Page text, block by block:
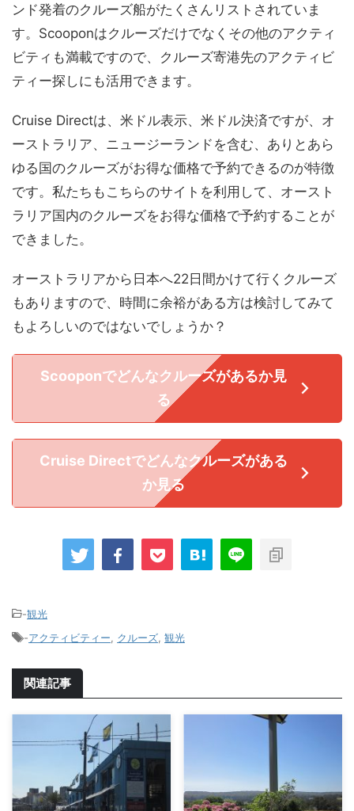
ンド発着のクルーズ船がたくさんリストされていま
す。Scooponはクルーズだけでなくその他のアクティ
ビティも満載ですので、クルーズ寄港先のアクティビ
ティー探しにも活用できます。
Cruise Directは、米ドル表示、米ドル決済ですが、オ
ーストラリア、ニュージーランドを含む、ありとあら
ゆる国のクルーズがお得な価格で予約できるのが特徴
です。私たちもこちらのサイトを利用して、オースト
ラリア国内のクルーズをお得な価格で予約することが
できました。
オーストラリアから日本へ22日間かけて行くクルーズ
もありますので、時間に余裕がある方は検討してみて
もよろしいのではないでしょうか？
Scooponでどんなクルーズがあるか見
る
Cruise Directでどんなクルーズがある
か見る
-観光
-アクティビティー クルーズ 観光
関連記事